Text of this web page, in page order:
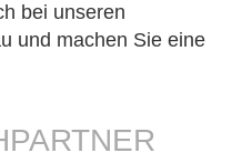
bei unseren
und machen Sie eine